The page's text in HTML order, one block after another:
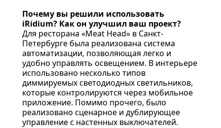
Почему вы решили использовать
iRidium? Как он улучшил ваш проект?
Для ресторана «Meat Head» в Санкт-
Петербурге была реализована система
автоматизации, позволяющая легко и
удобно управлять освещением. В интерьере
использовано несколько типов
диммируемых светодиодных светильников,
которые контролируются через мобильное
приложение. Помимо прочего, было
реализовано сценарное и дублирующее
управление с настенных выключателей.